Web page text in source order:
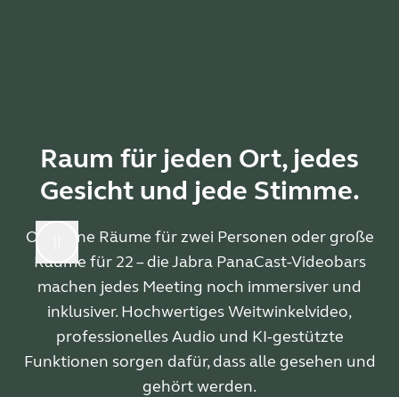
Raum für jeden Ort, jedes
Gesicht und jede Stimme.
Ob kleine Räume für zwei Personen oder große
Räume für 22 – die Jabra PanaCast-Videobars
machen jedes Meeting noch immersiver und
inklusiver. Hochwertiges Weitwinkelvideo,
professionelles Audio und KI-gestützte
Funktionen sorgen dafür, dass alle gesehen und
gehört werden.